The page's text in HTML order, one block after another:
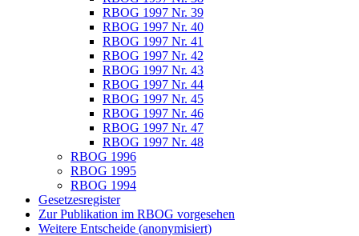
RBOG 1997 Nr. 39
RBOG 1997 Nr. 40
RBOG 1997 Nr. 41
RBOG 1997 Nr. 42
RBOG 1997 Nr. 43
RBOG 1997 Nr. 44
RBOG 1997 Nr. 45
RBOG 1997 Nr. 46
RBOG 1997 Nr. 47
RBOG 1997 Nr. 48
RBOG 1996
RBOG 1995
RBOG 1994
Gesetzesregister
Zur Publikation im RBOG vorgesehen
Weitere Entscheide (anonymisiert)